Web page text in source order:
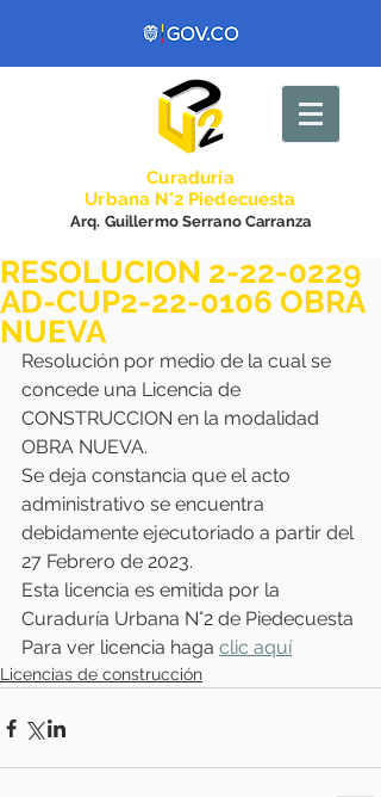
Curaduría
Urbana N°2 Piedecuesta
Arq. Guillermo Serrano Carranza
RESOLUCION 2-22-0229
AD-CUP2-22-0106 OBRA
NUEVA
Resolución por medio de la cual se
concede una Licencia de
CONSTRUCCION en la modalidad
OBRA NUEVA.
Se deja constancia que el acto
administrativo se encuentra
debidamente ejecutoriado a partir del
27 Febrero de 2023.
Esta licencia es emitida por la
Curaduría Urbana N°2 de Piedecuesta
Para ver licencia haga clic aquí
Licencias de construcción